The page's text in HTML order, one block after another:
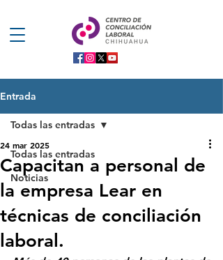
Entrada
Todas las entradas
Noticias
Todas las entradas
Capacitan a personal de
la empresa Lear en
técnicas de conciliación
laboral.
24 mar 2025